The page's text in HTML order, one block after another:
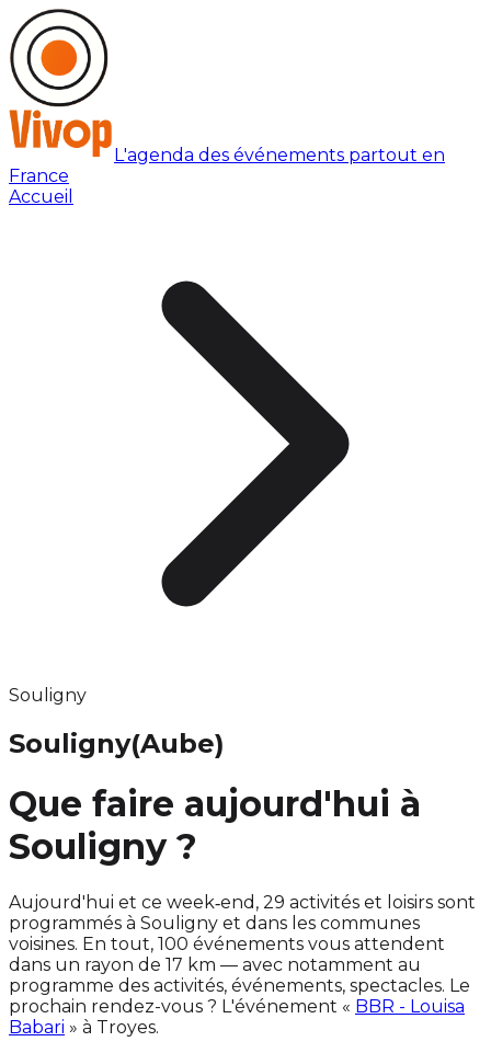
L'agenda des événements partout en
France
Accueil
Souligny
Souligny(Aube)
Que faire aujourd'hui à
Souligny ?
Aujourd'hui et ce week‑end, 29 activités et loisirs sont
programmés à Souligny et dans les communes
voisines. En tout, 100 événements vous attendent
dans un rayon de 17 km — avec notamment au
programme des activités, événements, spectacles. Le
prochain rendez-vous ? L'événement « BBR - Louisa
Babari » à Troyes.